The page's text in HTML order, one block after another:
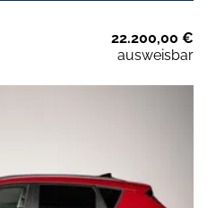
22.200,00 €
ausweisbar